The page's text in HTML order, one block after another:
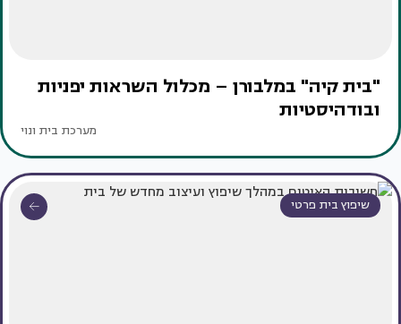
"בית קיה" במלבורן – מכלול השראות יפניות
ובודהיסטיות
מערכת בית ונוי
שיפוץ בית פרטי